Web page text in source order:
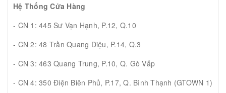
Hệ Thống Cửa Hàng
- CN 1: 445 Sư Vạn Hạnh, P.12, Q.10
- CN 2: 48 Trần Quang Diệu, P.14, Q.3
- CN 3: 463 Quang Trung, P.10, Q. Gò Vấp
- CN 4: 350 Điện Biên Phủ, P.17, Q. Bình Thạnh (GTOWN 1)